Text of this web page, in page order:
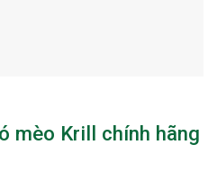
mèo Krill chính hãng